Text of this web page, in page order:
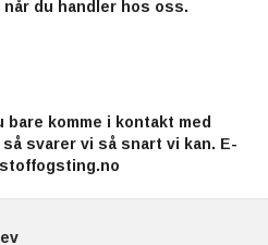
du handler hos oss.
komme i kontakt med
svarer vi så snart vi kan. E-